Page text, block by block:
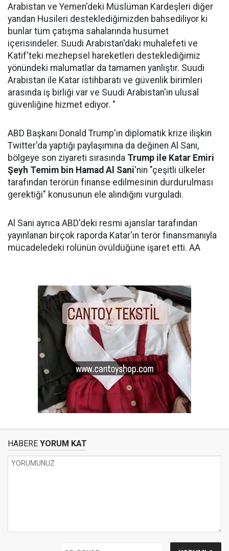
Arabistan ve Yemen'deki Müslüman Kardeşleri diğer
yandan Husileri desteklediğimizden bahsediliyor ki
bunlar tüm çatışma sahalarında husumet
içerisindeler. Suudi Arabistan'daki muhalefeti ve
Katif'teki mezhepsel hareketleri desteklediğimiz
yönündeki malumatlar da tamamen yanlıştır. Suudi
Arabistan ile Katar istihbaratı ve güvenlik birimleri
arasında iş birliği var ve Suudi Arabistan'ın ulusal
güvenliğine hizmet ediyor. "
ABD Başkanı Donald Trump'ın diplomatik krize ilişkin
Twitter'da yaptığı paylaşımına da değinen Al Sani,
bölgeye son ziyareti sırasında Trump ile Katar Emiri
Şeyh Temim bin Hamad Al Sani'nin "çeşitli ülkeler
tarafından terörün finanse edilmesinin durdurulması
gerektiği" konusunun ele alındığını vurguladı.
Al Sani ayrıca ABD'deki resmi ajanslar tarafından
yayınlanan birçok raporda Katar'ın terör finansmanıyla
mücadeledeki rolünün övüldüğüne işaret etti. AA
HABERE YORUM KAT